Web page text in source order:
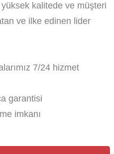
yüksek kalitede ve müşteri
ve ilke edinen lider
7/24 hizmet
garantisi
imkanı